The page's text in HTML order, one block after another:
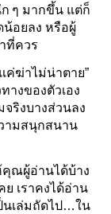
ๆ มากขึ้น แต่ก็
อยลง หรือผู้
ที่ควร
ค่ฆ่าไม่น่าตาย”
างของตัวเอง
ริงบางส่วนลง
ามสนุกสนาน
คุณผู้อ่านได้บ้าง
เราคงได้อ่าน
นเล่มถัดไป…ใน